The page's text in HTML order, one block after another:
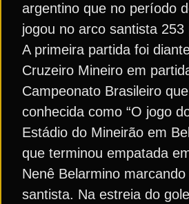
argentino que no período
jogou no arco santista 253
A primeira partida foi
Cruzeiro Mineiro em
Campeonato Brasileiro
conhecida como “O jogo
Estádio do Mineirão em
que terminou empatada
Nenê Belarmino
santista. Na estreia do